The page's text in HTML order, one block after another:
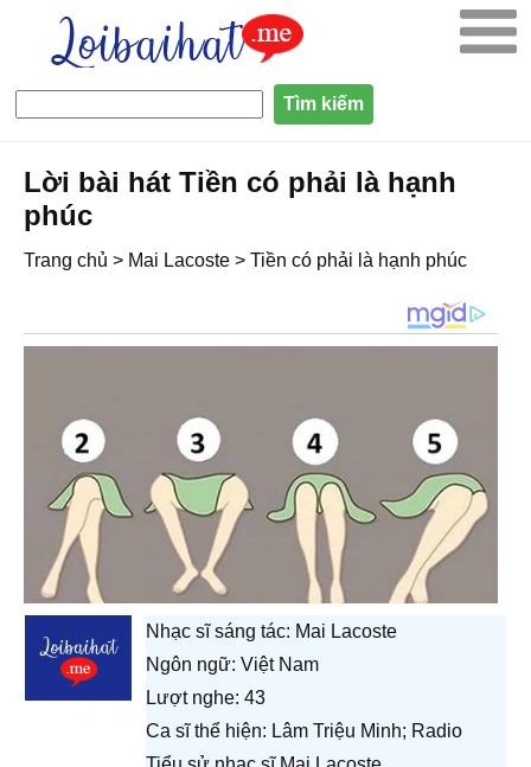
Lời bài hát Tiền có phải là hạnh
phúc
Trang chủ > Mai Lacoste > Tiền có phải là hạnh phúc
Nhạc sĩ sáng tác: Mai Lacoste
Ngôn ngữ: Việt Nam
Lượt nghe: 43
Ca sĩ thể hiện: Lâm Triệu Minh; Radio